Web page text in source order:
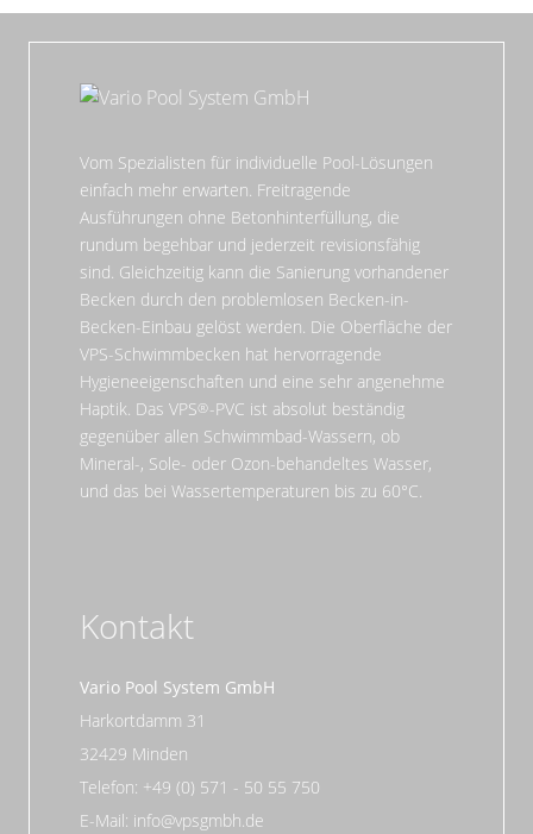
Vom Spezialisten für individuelle Pool-Lösungen
einfach mehr erwarten. Freitragende
Ausführungen ohne Betonhinterfüllung, die
rundum begehbar und jederzeit revisionsfähig
sind. Gleichzeitig kann die Sanierung vorhandener
Becken durch den problemlosen Becken-in-
Becken-Einbau gelöst werden. Die Oberfläche der
VPS-Schwimmbecken hat hervorragende
Hygieneeigenschaften und eine sehr angenehme
Haptik. Das VPS
-PVC ist absolut beständig
gegenüber allen Schwimmbad-Wassern, ob
Mineral-, Sole- oder Ozon-behandeltes Wasser,
und das bei Wassertemperaturen bis zu 60°C.
Kontakt
Vario Pool System GmbH
Harkortdamm 31
32429 Minden
Telefon: +49 (0) 571 - 50 55 750
E-Mail: info@vpsgmbh.de